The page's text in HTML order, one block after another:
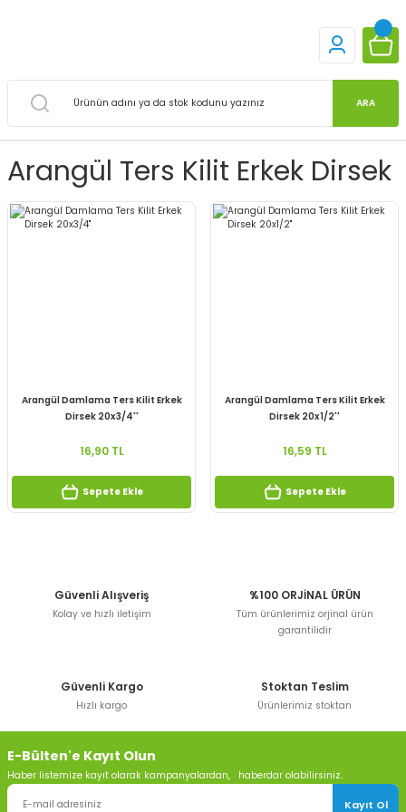
ARA
Arangül Ters Kilit Erkek Dirsek
Arangül Damlama Ters Kilit Erkek
Dirsek 20x3/4''
16,90 TL
Sepete Ekle
Arangül Damlama Ters Kilit Erkek
Dirsek 20x1/2''
16,59 TL
Sepete Ekle
Güvenli Alışveriş
Kolay ve hızlı iletişim
%100 ORJİNAL ÜRÜN
Tüm ürünlerimiz orjinal ürün
garantilidir
Güvenli Kargo
Hızlı kargo
Stoktan Teslim
Ürünlerimiz stoktan
E-Bülten'e Kayıt Olun
Haber listemize kayıt olarak kampanyalardan, haberdar olabilirsiniz.
Kayıt Ol